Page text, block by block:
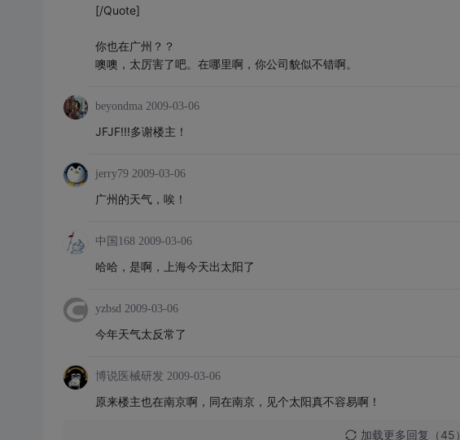
[/Quote]
你也在广州？？
噢噢，太厉害了吧。在哪里啊，你公司貌似不错啊。
beyondma 2009-03-06
JFJF!!!多谢楼主！
jerry79 2009-03-06
广州的天气，唉！
中国168 2009-03-06
哈哈，是啊，上海今天出太阳了
yzbsd 2009-03-06
今年天气太反常了
博说医械研发 2009-03-06
原来楼主也在南京啊，同在南京，见个太阳真不容易啊！
加载更多回复（45）